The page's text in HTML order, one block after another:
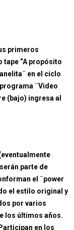
primeros
tape “A propósito
en el ciclo
¨Video
(bajo) ingresa al
parte de
el ¨power
el estilo original y
por varios
los últimos años.
en los